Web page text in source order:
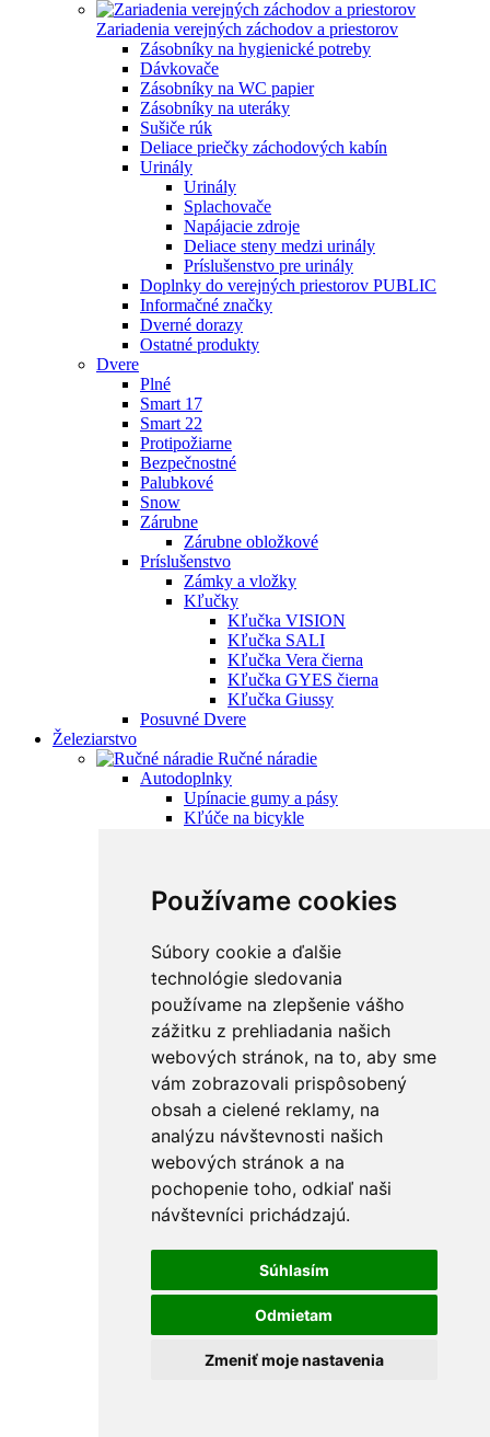
Používame cookies
Súbory cookie a ďalšie
technológie sledovania
používame na zlepšenie vášho
zážitku z prehliadania našich
webových stránok, na to, aby sme
vám zobrazovali prispôsobený
obsah a cielené reklamy, na
analýzu návštevnosti našich
webových stránok a na
pochopenie toho, odkiaľ naši
návštevníci prichádzajú.
Súhlasím
Odmietam
Zmeniť moje nastavenia
Zariadenia verejných záchodov a priestorov
Zásobníky na hygienické potreby
Dávkovače
Zásobníky na WC papier
Zásobníky na uteráky
Sušiče rúk
Deliace priečky záchodových kabín
Urinály
Urinály
Splachovače
Napájacie zdroje
Deliace steny medzi urinály
Príslušenstvo pre urinály
Doplnky do verejných priestorov PUBLIC
Informačné značky
Dverné dorazy
Ostatné produkty
Dvere
Plné
Smart 17
Smart 22
Protipožiarne
Bezpečnostné
Palubkové
Snow
Zárubne
Zárubne obložkové
Príslušenstvo
Zámky a vložky
Kľučky
Kľučka VISION
Kľučka SALI
Kľučka Vera čierna
Kľučka GYES čierna
Kľučka Giussy
Posuvné Dvere
Železiarstvo
Ručné náradie
Autodoplnky
Upínacie gumy a pásy
Kľúče na bicykle
Pumpy
Štartovacie káble
Rezačky
Maliarské potreby
Miešadlá
Ostatné
PU peny a tmely
Vedrá
Špachtle a hladítka
Držiaky na brúsne mriežky
Pištole na PU penu
Vytlačovacie lisy
Krížiky a kliny
Rebríky a vozíky
FÚRIKY
Skrutkovače a hroty
Nástrčné kľúče
Držiaky hrotov
Skrutkovače
Sady skrutkovačov a hrotov
Sady hrotov
Špecialne hroty